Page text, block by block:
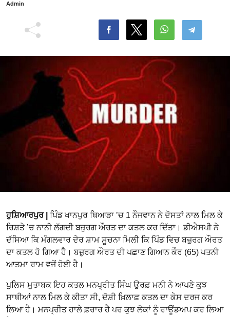
Admin
ਹੁਸ਼ਿਆਰਪੁਰ |
ਪਿੰਡ ਖਾਨਪੁਰ ਥਿਆੜਾ ’ਚ 1 ਨੌਜਵਾਨ ਨੇ ਦੋਸਤਾਂ ਨਾਲ ਮਿਲ ਕੇ
ਰਿਸ਼ਤੇ ’ਚ ਨਾਨੀ ਲੱਗਦੀ ਬਜ਼ੁਰਗ ਔਰਤ ਦਾ ਕਤਲ ਕਰ ਦਿੱਤਾ। ਡੀਐਸਪੀ ਨੇ
ਦੱਸਿਆ ਕਿ ਮੰਗਲਵਾਰ ਦੇਰ ਸ਼ਾਮ ਸੂਚਨਾ ਮਿਲੀ ਕਿ ਪਿੰਡ ਵਿਚ ਬਜ਼ੁਰਗ ਔਰਤ
ਦਾ ਕਤਲ ਹੋ ਗਿਆ ਹੈ। ਬਜ਼ੁਰਗ ਔਰਤ ਦੀ ਪਛਾਣ ਗਿਆਨ ਕੌਰ (65) ਪਤਨੀ
ਆਤਮਾ ਰਾਮ ਵਜੋਂ ਹੋਈ ਹੈ।
ਪੁਲਿਸ ਮੁਤਾਬਕ ਇਹ ਕਤਲ ਮਨਪ੍ਰੀਤ ਸਿੰਘ ਉਰਫ਼ ਮਨੀ ਨੇ ਆਪਣੇ ਕੁਝ
ਸਾਥੀਆਂ ਨਾਲ ਮਿਲ ਕੇ ਕੀਤਾ ਸੀ, ਦੋਸ਼ੀ ਖ਼ਿਲਾਫ਼ ਕਤਲ ਦਾ ਕੇਸ ਦਰਜ ਕਰ
ਲਿਆ ਹੈ। ਮਨਪ੍ਰੀਤ ਹਾਲੇ ਫ਼ਰਾਰ ਹੈ ਪਰ ਕੁਝ ਲੋਕਾਂ ਨੂੰ ਰਾਊਂਡਅਪ ਕਰ ਲਿਆ